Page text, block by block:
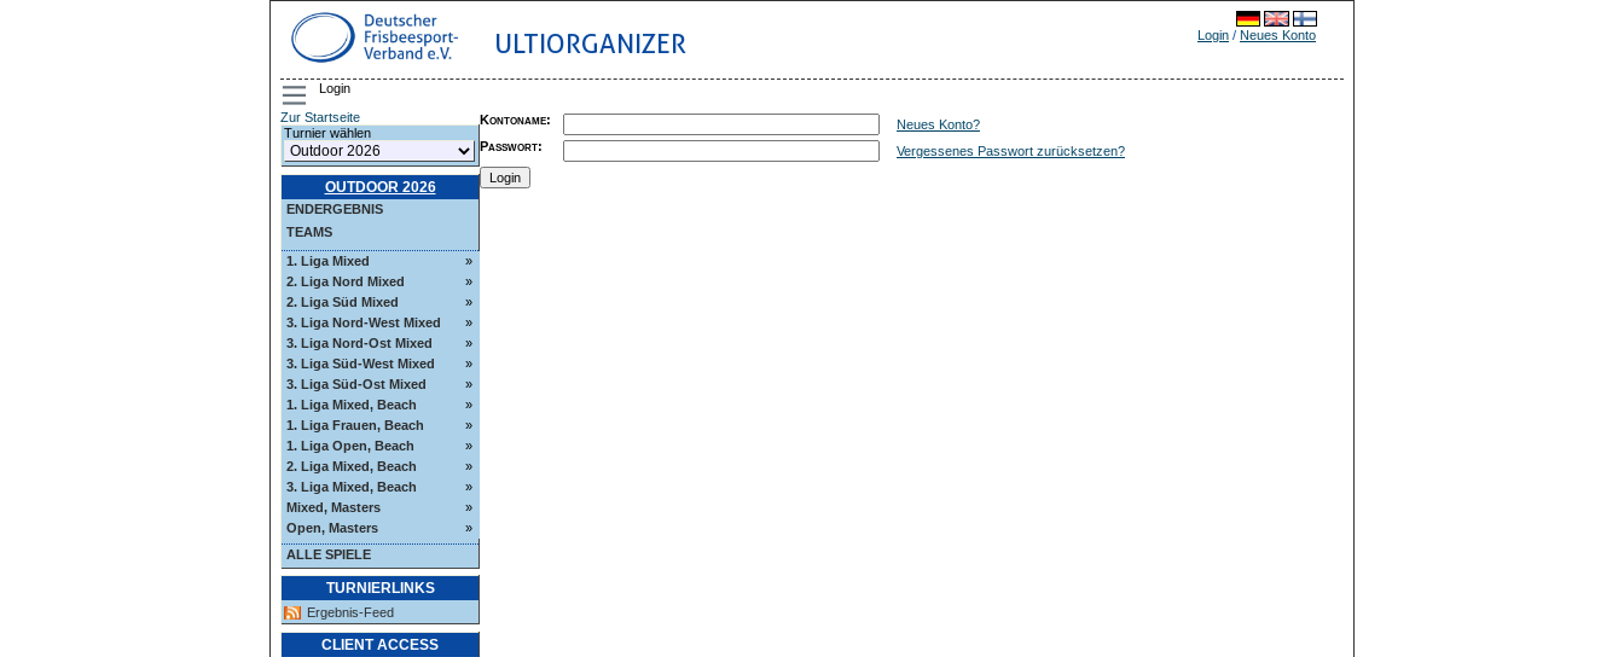
ULTIORGANIZER Login / Neues Konto
Login
Zur Startseite
Turnier wählen
OUTDOOR 2026
ENDERGEBNIS
TEAMS
1. Liga Mixed
»
2. Liga Nord Mixed
»
2. Liga Süd Mixed
»
3. Liga Nord-West Mixed
»
3. Liga Nord-Ost Mixed
»
3. Liga Süd-West Mixed
»
3. Liga Süd-Ost Mixed
»
1. Liga Mixed, Beach
»
1. Liga Frauen, Beach
»
1. Liga Open, Beach
»
2. Liga Mixed, Beach
»
3. Liga Mixed, Beach
»
Mixed, Masters
»
Open, Masters
»
ALLE SPIELE
TURNIERLINKS
Ergebnis-Feed
CLIENT ACCESS
Kontoname:
Neues Konto?
Passwort: Vergessenes Passwort zurücksetzen?